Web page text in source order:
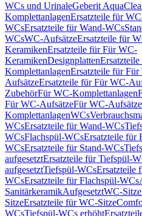
WCs und UrinaleGeberit
KomplettanlagenErsatzteile für
WCsErsatzteile für Wand-WCs
WCsWC-AufsätzeErsatzteile für
KeramikenErsatzteile für Für WC-
KeramikenDesignplatten
KomplettanlagenErsatzteile für
AufsätzeErsatzteile für Für WC-
ZubehörFür WC-Komplettanlagen
Für WC-AufsätzeFür WC-
KomplettanlagenWCs
WCsErsatzteile für Wand-WCs
WCsFlachspül-WCsErsatzteile für
WCsErsatzteile für Stand-WCs
aufgesetztErsatzteile für Tiefspül-
aufgesetztTiefspül-WCsErsatzteile
WCsErsatzteile für Flachspül-WCs
SanitärkeramikAufgesetztWC-Sitze
SitzeErsatzteile für WC-Sitze
WCsTiefspül-WCs erhöht